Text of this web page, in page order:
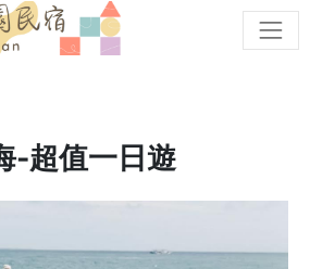
-超值一日遊